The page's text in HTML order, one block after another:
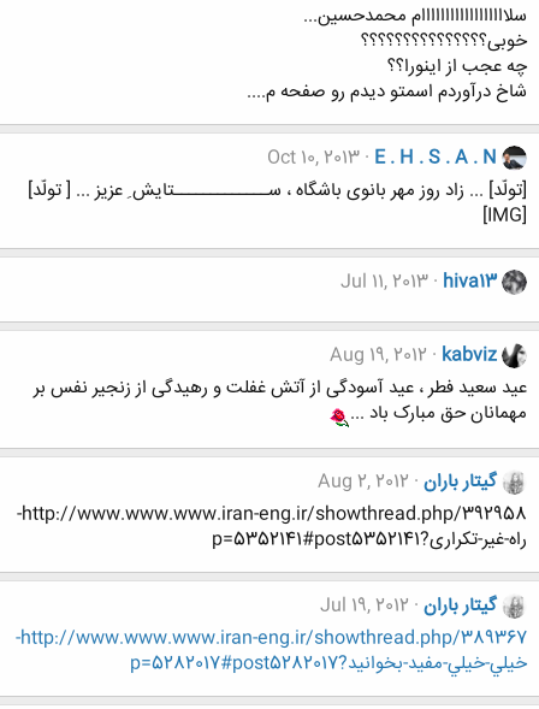
سلاااااااااااااااااام محمدحسین...
خوبی؟؟؟؟؟؟؟؟؟؟؟؟؟؟؟
چه عجب از اینورا؟؟
شاخ درآوردم اسمتو دیدم رو صفحه م....
E . H . S . A . N
Oct 10, 2013
[تولّد] ... زاد روز مهر بانوی باشگاه ، ســـــــــــــتایش ِ عزیز ... [ تولّد]
[IMG]
hiva13
Jul 11, 2013
kabviz
Aug 19, 2012
عید سعید فطر ، عید آسودگی از آتش غفلت و رهیدگی از زنجیر نفس بر
مهمانان حق مبارک باد ...
گیتار باران Aug 2, 2012
http://www.www.www.iran-eng.ir/showthread.php/392958-
راه-غیر-تکراری?p=5352141#post5352141
گیتار باران Jul 19, 2012
http://www.www.www.iran-eng.ir/showthread.php/389367-
خيلي-خيلي-مفيد-بخوانيد?p=5282017#post5282017